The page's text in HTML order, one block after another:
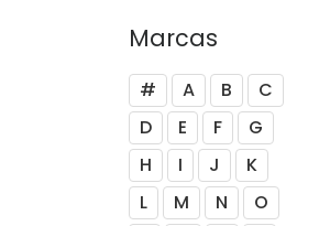
Marcas
# A B
C
D
E F
G
H
I J
K
L
M N
O